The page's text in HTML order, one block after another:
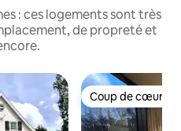
: ces logements sont très
de propreté et
Coup de cœur
Coup de cœur